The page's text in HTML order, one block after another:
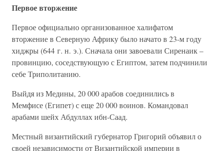
Первое вторжение
Первое официально организованное халифатом
вторжение в Северную Африку было начато в 23-м году
хиджры (644 г. н. э.). Сначала они завоевали Сиренаик –
провинцию, соседствующую с Египтом, затем подчинили
себе Триполитанию.
Выйдя из Медины, 20 000 арабов соединились в
Мемфисе (Египет) с еще 20 000 воинов. Командовал
арабами шейх Абдуллах ибн-Саад.
Местный византийский губернатор Григорий объявил о
своей независимости от Византийской империи в